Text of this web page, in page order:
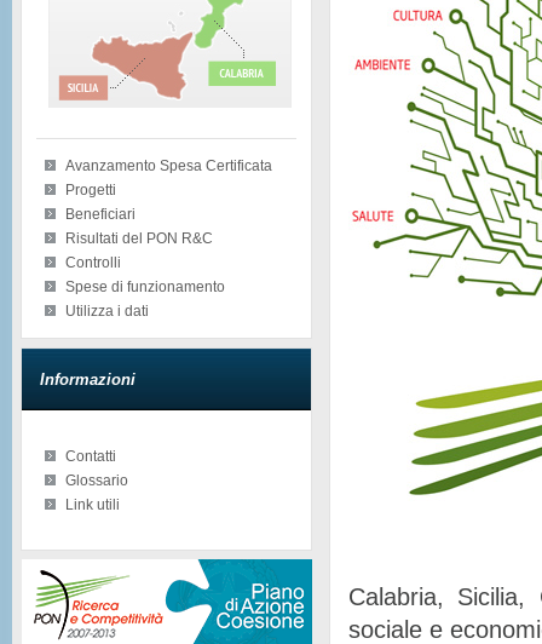
Avanzamento Spesa Certificata
Progetti
Beneficiari
Risultati del PON R&C
Controlli
Spese di funzionamento
Utilizza i dati
Informazioni
Contatti
Glossario
Link utili
Calabria, Sicilia,
sociale e